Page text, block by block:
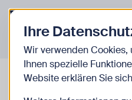
Zurück zur Startseite
Veranstaltungen
AUSGEBUCHT GRATIS
Ihre
Wir verwenden
Ihnen spezielle
Website erklären Sie